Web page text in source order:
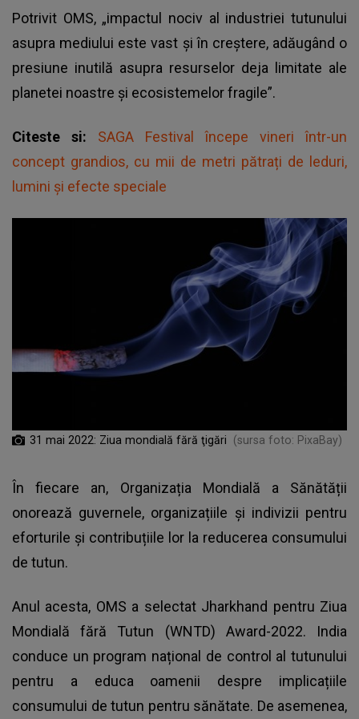
Potrivit OMS, „impactul nociv al industriei tutunului
asupra mediului este vast și în creștere, adăugând o
presiune inutilă asupra resurselor deja limitate ale
planetei noastre și ecosistemelor fragile”.
Citeste si: SAGA Festival începe vineri într-un
concept grandios, cu mii de metri pătrați de leduri,
lumini și efecte speciale
31 mai 2022: Ziua mondială fără ţigări (sursa foto: PixaBay)
În fiecare an, Organizația Mondială a Sănătății
onorează guvernele, organizațiile și indivizii pentru
eforturile și contribuțiile lor la reducerea consumului
de tutun.
Anul acesta, OMS a selectat Jharkhand pentru Ziua
Mondială fără Tutun (WNTD) Award-2022. India
conduce un program național de control al tutunului
pentru a educa oamenii despre implicațiile
consumului de tutun pentru sănătate. De asemenea,